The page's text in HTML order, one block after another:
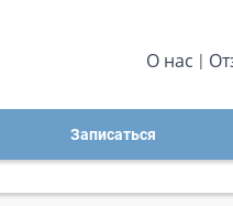
О нас
Записаться